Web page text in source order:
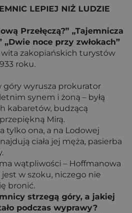
LEPIEJ NIŻ LUDZIE
Przełęczą?” „Tajemnicza
noce przy zwłokach”
zakopiańskich turystów
roku.
góry wyrusza prokurator
synem i żoną – byłą
kabaretów, budzącą
Mirą.
tylko ona, a na Lodowej
ciała jej męża, pasierba
wątpliwości – Hoffmanowa
w szoku, niczego nie
bronić.
strzegą góry, a jakiej
podczas wyprawy?